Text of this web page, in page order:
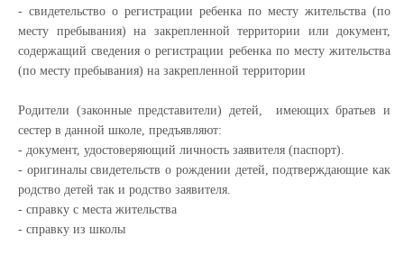
- свидетельство о регистрации ребенка по месту жительства (по
месту пребывания) на закрепленной территории или документ,
содержащий сведения о регистрации ребенка по месту жительства
(по месту пребывания) на закрепленной территории
Родители (законные представители) детей, имеющих братьев и
сестер в данной школе, предъявляют:
- документ, удостоверяющий личность заявителя (паспорт).
- оригиналы свидетельств о рождении детей, подтверждающие как
родство детей так и родство заявителя.
- справку с места жительства
- справку из школы